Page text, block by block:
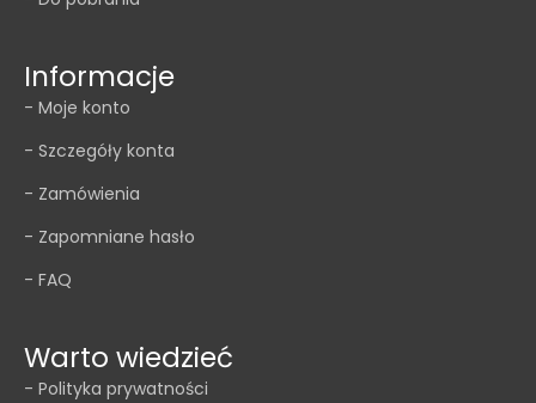
Informacje
- Moje konto
- Szczegóły konta
- Zamówienia
- Zapomniane hasło
- FAQ
Warto wiedzieć
- Polityka prywatności